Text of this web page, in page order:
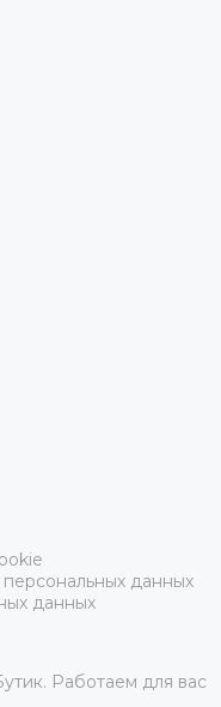
данных
данных
Работаем для вас